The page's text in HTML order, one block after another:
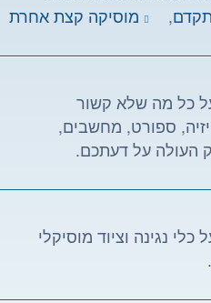
,
מוסיקה קצת אחרת
כל מה שלא קשור
ספורט, מחשבים,
העולה על דעתכם.
נגינה וציוד מוסיקלי